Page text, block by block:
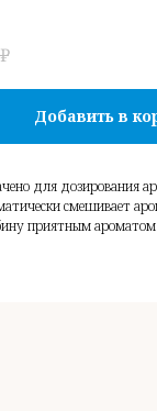
₽
Добавить в
для дозирования
смешивает
приятным ароматом.